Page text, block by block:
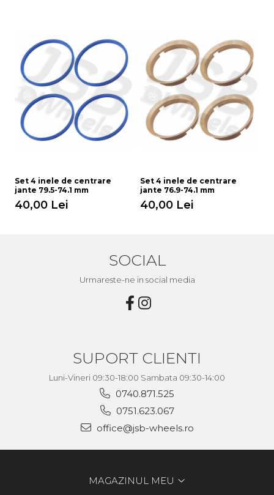
Set 4 inele de centrare
jante 79.5-74.1 mm
40,00 Lei
Set 4 inele de centrare
jante 76.9-74.1 mm
40,00 Lei
SOCIAL
Urmareste-ne in social media
SUPORT CLIENTI
Luni-Vineri 09:30-18:00 Sambata 09:30-14:00
0740.871.525
0751.623.067
office@jsb-wheels.ro
MAGAZINUL MEU